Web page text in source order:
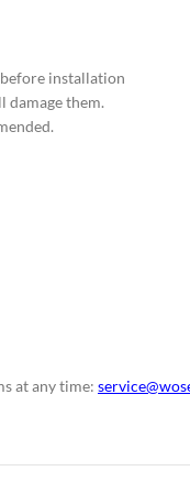
installation
damage them.
at any time: